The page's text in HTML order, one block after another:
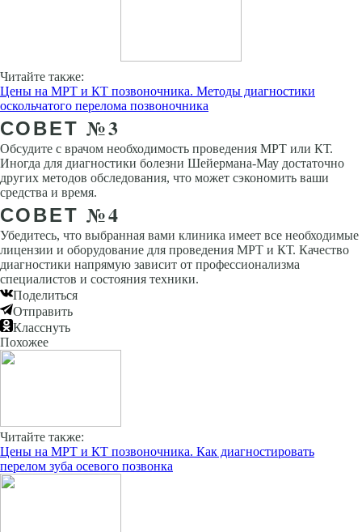
Читайте также:
Цены на МРТ и КТ позвоночника. Методы диагностики
оскольчатого перелома позвоночника
СОВЕТ №3
Обсудите с врачом необходимость проведения МРТ или КТ.
Иногда для диагностики болезни Шейермана-Мау достаточно
других методов обследования, что может сэкономить ваши
средства и время.
СОВЕТ №4
Убедитесь, что выбранная вами клиника имеет все необходимые
лицензии и оборудование для проведения МРТ и КТ. Качество
диагностики напрямую зависит от профессионализма
специалистов и состояния техники.
Поделиться
Отправить
Класснуть
Похожее
Читайте также:
Цены на МРТ и КТ позвоночника. Как диагностировать
перелом зуба осевого позвонка